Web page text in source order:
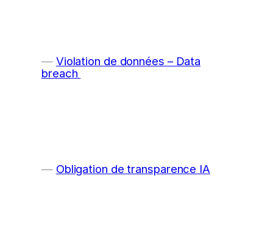
Violation de données – Data
breach
Obligation de transparence IA